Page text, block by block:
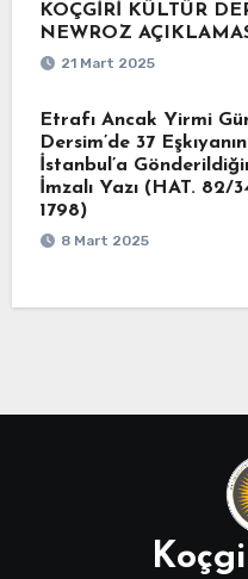
KOÇGİRİ KÜLTÜR
NEWROZ
21 Mart 2025
Etrafı Ancak Yirmi
Dersim’de 37
İstanbul’a
İmzalı Yazı (HAT. 82/
1798)
8 Mart 2025